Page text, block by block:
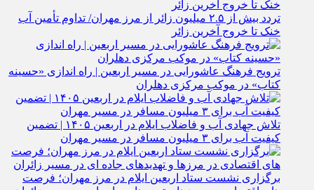
تردد بیش از ۲.۵ میلیون زائر از مرز مهران/ تداوم تأمین آب
خنک تا خروج آخرین زائر
ترویج فرهنگ عاشورایی در مسیر اربعین | راه‌ اندازی «حسینه
کتاب» در موکب مرکزی دهلران
تلاش جهادی آب و فاضلاب ایلام در اربعین ۱۴۰۵ | تضمین
کیفیت آب برای ۳ میلیون مسافر در مسیر مهران
برگزاری نشست ستاد اربعین ایلام در مرز مهران؛ فرصت‌